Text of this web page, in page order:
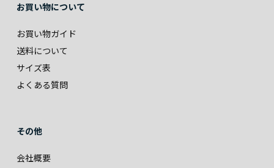
お買い物について
お買い物ガイド
送料について
サイズ表
よくある質問
その他
会社概要